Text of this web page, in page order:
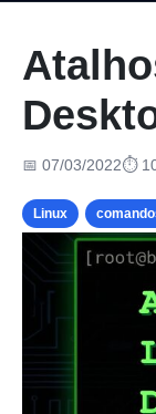
📅 07/03/2022⏱
Linux